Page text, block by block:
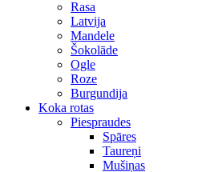
Rasa
Latvija
Mandele
Šokolāde
Ogle
Roze
Burgundija
Koka rotas
Piespraudes
Spāres
Taureņi
Mušiņas